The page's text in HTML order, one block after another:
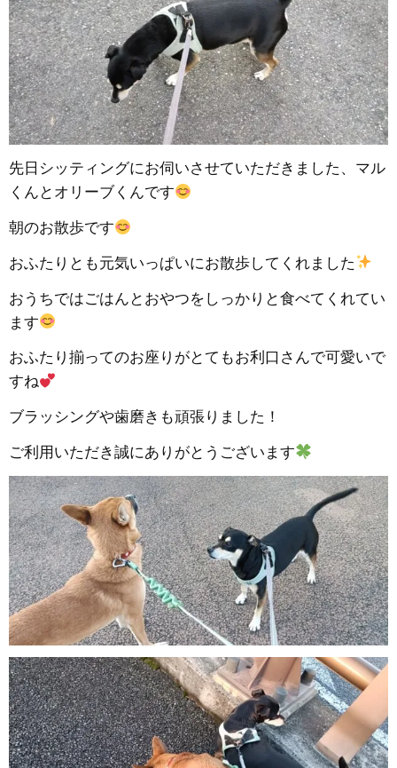
先日シッティングにお伺いさせていただきました、マル
くんとオリーブくんです
朝のお散歩です
おふたりとも元気いっぱいにお散歩してくれました
おうちではごはんとおやつをしっかりと食べてくれてい
ます
おふたり揃ってのお座りがとてもお利口さんで可愛いで
すね
ブラッシングや歯磨きも頑張りました！
ご利用いただき誠にありがとうございます